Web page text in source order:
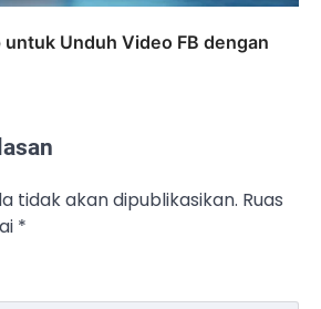
untuk Unduh Video FB dengan
tidak akan dipublikasikan. Ruas
*